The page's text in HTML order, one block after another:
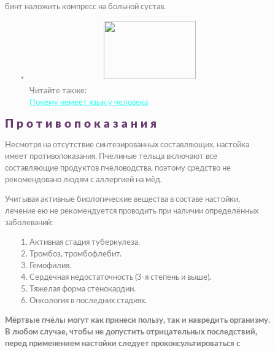
бинт наложить компресс на больной сустав.
Читайте также:
Почему немеет язык у человека
Противопоказания
Несмотря на отсутствие синтезированных составляющих, настойка
имеет противопоказания. Пчелиные тельца включают все
составляющие продуктов пчеловодства, поэтому средство не
рекомендовано людям с аллергией на мёд.
Учитывая активные биологические вещества в составе настойки,
лечение ею не рекомендуется проводить при наличии определённых
заболеваний:
Активная стадия туберкулеза.
Тромбоз, тромбофлебит.
Гемофилия.
Сердечная недостаточность (3-я степень и выше).
Тяжелая форма стенокардии.
Онкология в последних стадиях.
Мёртвые пчёлы могут как принеси пользу, так и навредить организму.
В любом случае, чтобы не допустить отрицательных последствий,
перед применением настойки следует проконсультироваться с